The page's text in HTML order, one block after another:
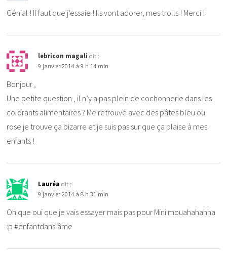
Génial ! Il faut que j’essaie ! Ils vont adorer, mes trolls ! Merci !
lebricon magali dit :
9 janvier 2014 à 9 h 14 min
Bonjour ,
Une petite question , il n’y a pas plein de cochonnerie dans les
colorants alimentaires ? Me retrouvé avec des pâtes bleu ou
rose je trouve ça bizarre et je suis pas sur que ça plaise à mes
enfants !
Lauréa dit :
9 janvier 2014 à 8 h 31 min
Oh que oui que je vais essayer mais pas pour Mini mouahahahha
:p #enfantdanslâme